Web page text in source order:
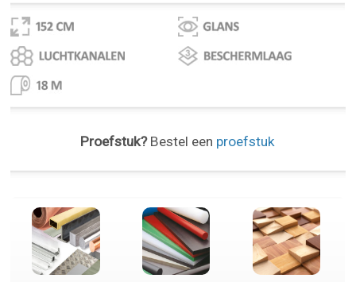
Proefstuk?Bestel een proefstuk